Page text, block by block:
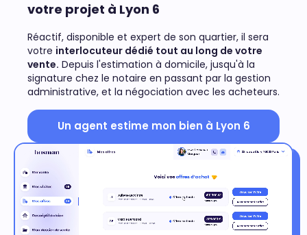
votre projet à Lyon 6
Réactif, disponible et expert de son quartier, il sera
votre interlocuteur dédié tout au long de votre
vente. Depuis l'estimation à domicile, jusqu'à la
signature chez le notaire en passant par la gestion
administrative, et la négociation avec les acheteurs.
Un agent estime mon bien à Lyon 6